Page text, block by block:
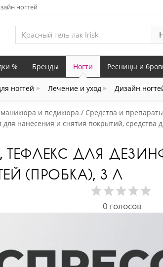
ногтей
% Бренды Ногти
ногтей Лечение и уход Дизайн
Ресницы и
маникюра и педикюра
Средства и
нанесения и снятия покрытий, средства
ТЕФЛЕКС ДЛЯ
(ПРОБКА), 3 Л
0 голосов